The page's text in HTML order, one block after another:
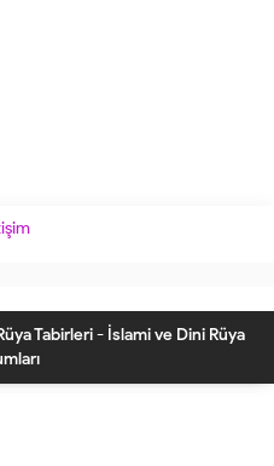
Tabirleri - İslami ve Dini Rüya